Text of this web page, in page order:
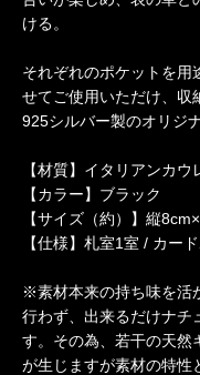
ける。
それぞれのポケットを用
せてご使用いただけ、収
925シルバー製のオリジ
【材質】イタリアンカ
【カラー】ブラック
【サイズ（約）】縦
【仕様】札室1室 / カー
※素材本来の持ち味を活
行わず、出来るだけナチ
す。その為、若干の天然
が生じますが素材の特性